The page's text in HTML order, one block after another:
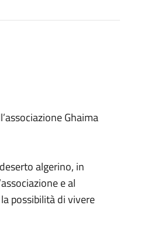
Ghaima
algerino, in
e al
possibilità di vivere